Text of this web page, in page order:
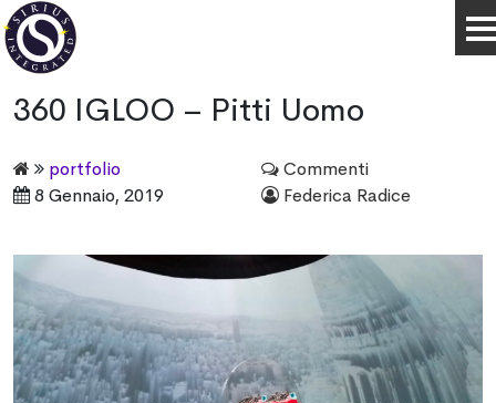
360 IGLOO – Pitti Uomo
portfolio
Commenti
8 Gennaio, 2019
Federica Radice